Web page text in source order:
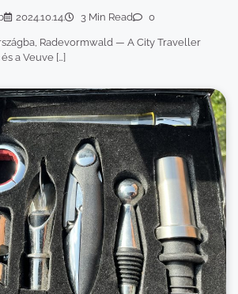
2024.10.14. 3 Min Read 0
Radevormwald — A City Traveller
a Veuve […]